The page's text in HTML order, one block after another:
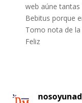
web aúne
Bebitus porque
Tomo nota de la
Feliz